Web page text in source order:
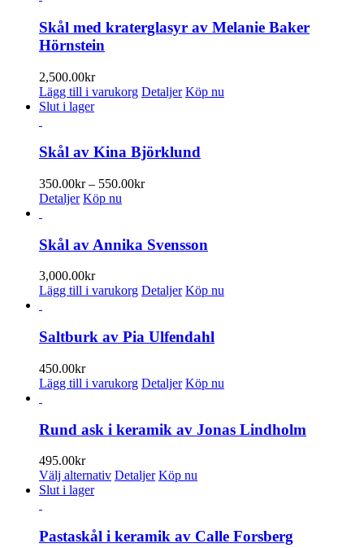
har
flera
alternativen
produktsidan
Skål med kraterglasyr av Melanie Baker
Hörnstein
2,500.00kr
Lägg till i varukorg Detaljer Köp nu
Slut i lager
Skål av Kina Björklund
350.00kr – 550.00krPrisintervall:
Detaljer Köp nu
Skål av Annika Svensson
3,000.00kr
Lägg till i varukorg Detaljer Köp nu
Saltburk av Pia Ulfendahl
450.00kr
Lägg till i varukorg Detaljer Köp nu
Rund ask i keramik av Jonas Lindholm
495.00kr
Välj alternativ Den
flera
Detaljer Köp nu
Slut i lager
Pastaskål i keramik av Calle Forsberg